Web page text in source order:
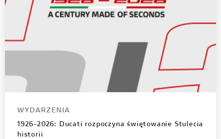
WYDARZENIA
1926-2026: Ducati rozpoczyna świętowanie Stulecia
historii